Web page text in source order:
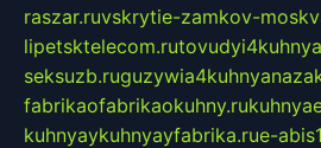
raszar.ruvskrytie-zamkov-
lipetsktelecom.ru
seksuzb.ru
fabrikaofabrikaokuhny.ru
kuhnyaykuhnyayfabrika.rue-